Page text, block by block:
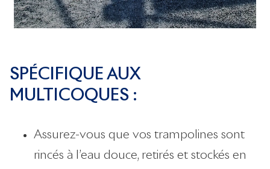
SPÉCIFIQUE AUX
MULTICOQUES :
Assurez-vous que vos trampolines sont
rincés à l’eau douce, retirés et stockés en